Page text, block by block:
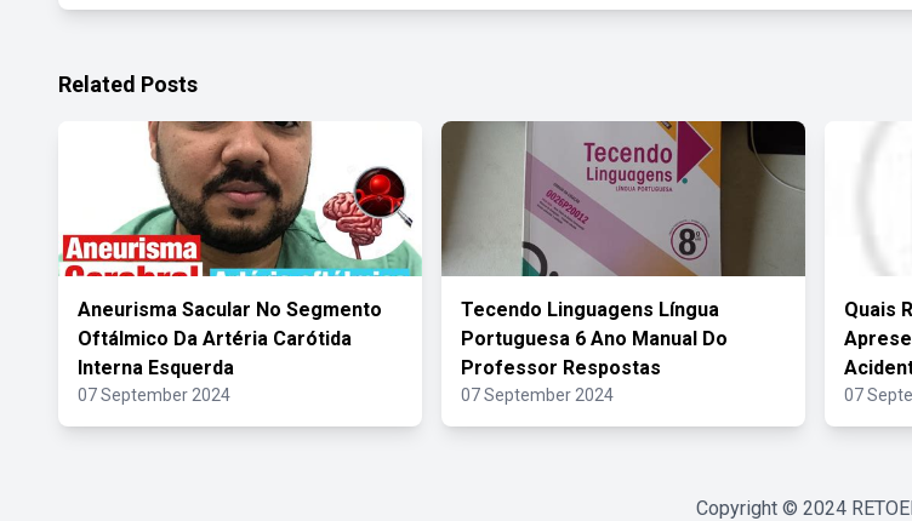
Related Posts
Aneurisma Sacular No Segmento
Oftálmico Da Artéria Carótida
Interna Esquerda
07 September 2024
Tecendo Linguagens Língua
Portuguesa 6 Ano Manual Do
Professor Respostas
07 September 2024
Quais
07
Copyright © 2024